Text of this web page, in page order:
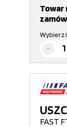
Towar
Wybierz
FAST